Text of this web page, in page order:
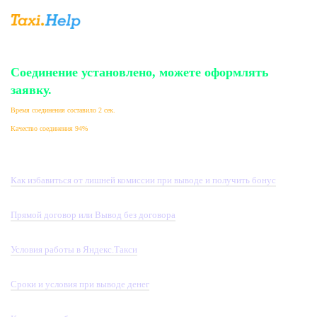
Соединение установлено, можете оформлять
заявку.
Время соединения составило 2 сек.
Качество соединения 94%
Как избавиться от лишней комиссии при выводе и получить бонус
Прямой договор или Вывод без договора
Условия работы в Яндекс.Такси
Сроки и условия при выводе денег